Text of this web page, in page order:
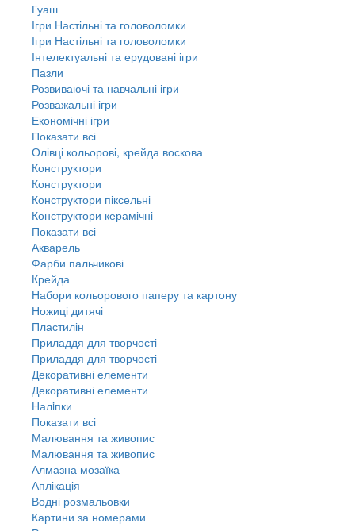
Гуаш
Ігри Настільні та головоломки
Ігри Настільні та головоломки
Інтелектуальні та ерудовані ігри
Пазли
Розвиваючі та навчальні ігри
Розважальні ігри
Економічні ігри
Показати всі
Олівці кольорові, крейда воскова
Конструктори
Конструктори
Конструктори піксельні
Конструктори керамічні
Показати всі
Акварель
Фарби пальчикові
Крейда
Набори кольорового паперу та картону
Ножиці дитячі
Пластилін
Приладдя для творчості
Приладдя для творчості
Декоративні елементи
Декоративні елементи
Налiпки
Показати всі
Малювання та живопис
Малювання та живопис
Алмазна мозаїка
Аплікація
Водні розмальовки
Картини за номерами